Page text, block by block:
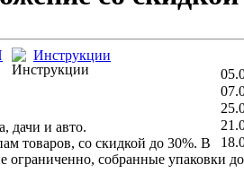
Инструкции
дачи и авто.
товаров, со скидкой до 30%. В
собранные упаковки